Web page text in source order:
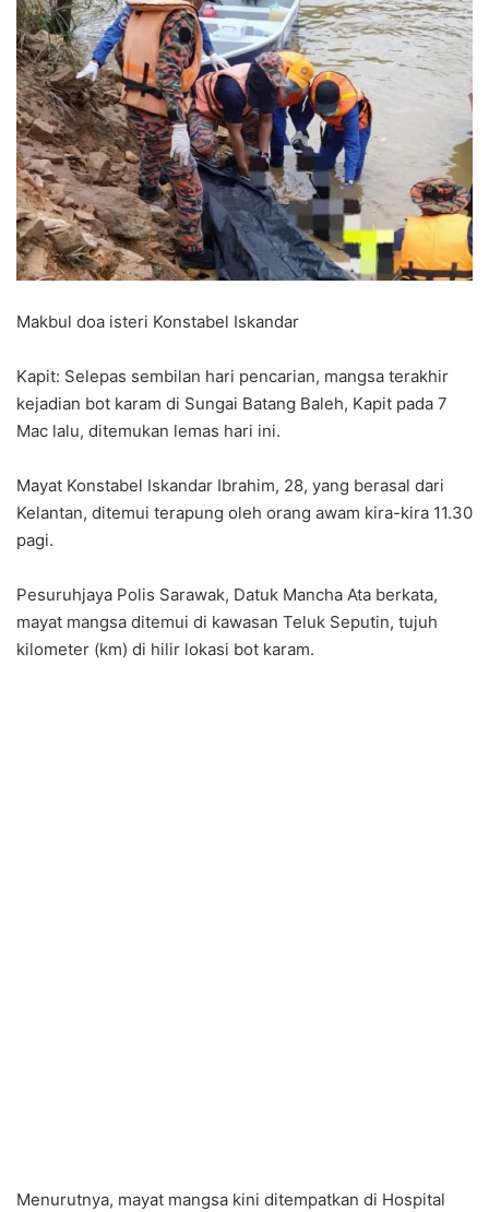
Makbul doa isteri Konstabel Iskandar
Kapit: Selepas sembilan hari pencarian, mangsa terakhir
kejadian bot karam di Sungai Batang Baleh, Kapit pada 7
Mac lalu, ditemukan lemas hari ini.
Mayat Konstabel Iskandar Ibrahim, 28, yang berasal dari
Kelantan, ditemui terapung oleh orang awam kira-kira 11.30
pagi.
Pesuruhjaya Polis Sarawak, Datuk Mancha Ata berkata,
mayat mangsa ditemui di kawasan Teluk Seputin, tujuh
kilometer (km) di hilir lokasi bot karam.
Menurutnya, mayat mangsa kini ditempatkan di Hospital